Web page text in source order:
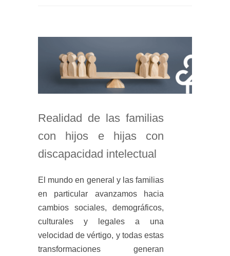
Realidad de las familias
con hijos e hijas con
discapacidad intelectual
El mundo en general y las familias
en particular avanzamos hacia
cambios sociales, demográficos,
culturales y legales a una
velocidad de vértigo, y todas estas
transformaciones generan